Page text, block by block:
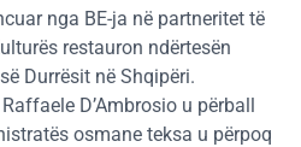
nga BE-ja në partneritet të
restauron ndërtesën
Durrësit në Shqipëri.
D’Ambrosio u përball
osmane teksa u përpoq